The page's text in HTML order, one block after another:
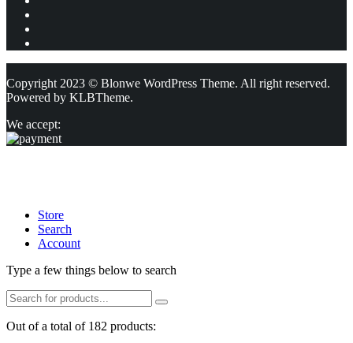
Copyright 2023 © Blonwe WordPress Theme. All right reserved.
Powered by KLBTheme.
We accept:
Store
Search
Account
Type a few things below to search
Out of a total of 182 products: